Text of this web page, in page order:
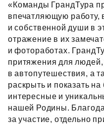
«Команды ГрандТура
впечатляющую работу,
и собственной души в
отражение в их
и фотоработах.
притяжения для
в автопутешествия, а
раскрыть и показать
интересные и
нашей Родины.
за участие, отдельно